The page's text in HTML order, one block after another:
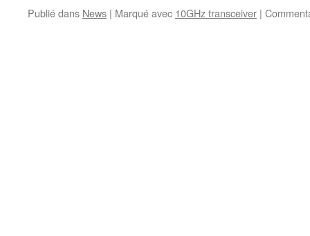
Publié dans News | Marqué avec 10GHz transceiver |